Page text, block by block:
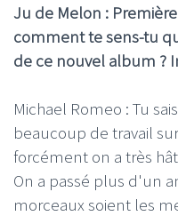
Ju de Melon :
comment te sens-tu
de ce nouvel album ?
Michael Romeo : Tu
beaucoup de travail
forcément on a très
On a passé plus d'un
morceaux soient les